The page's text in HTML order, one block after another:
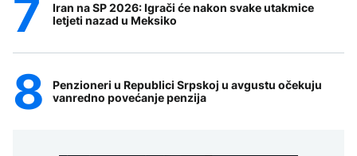
Iran na SP 2026: Igrači će nakon svake utakmice
letjeti nazad u Meksiko
Penzioneri u Republici Srpskoj u avgustu očekuju
vanredno povećanje penzija